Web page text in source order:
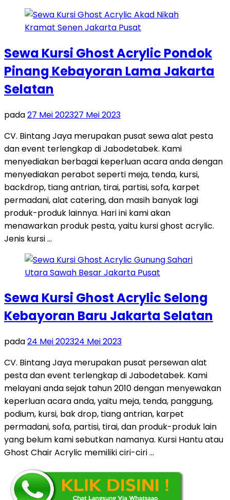
Sewa Kursi Ghost Acrylic Pondok
Pinang Kebayoran Lama Jakarta
Selatan
pada27 Mei 202327 Mei 2023
CV. Bintang Jaya merupakan pusat sewa alat pesta
dan event terlengkap di Jabodetabek. Kami
menyediakan berbagai keperluan acara anda dengan
menyediakan perabot seperti meja, tenda, kursi,
backdrop, tiang antrian, tirai, partisi, sofa, karpet
permadani, alat catering, dan masih banyak lagi
produk-produk lainnya. Hari ini kami akan
menawarkan produk pesta, yaitu kursi ghost acrylic.
Jenis kursi …
Sewa Kursi Ghost Acrylic Selong
Kebayoran Baru Jakarta Selatan
pada24 Mei 202324 Mei 2023
CV. Bintang Jaya merupakan pusat persewan alat
pesta dan event terlengkap di Jabodetabek. Kami
melayani anda sejak tahun 2010 dengan menyewakan
keperluan acara anda, yaitu meja, tenda, panggung,
podium, kursi, bak drop, tiang antrian, karpet
permadani, sofa, partisi, tirai, dan produk-produk lain
yang belum kami sebutkan namanya. Kursi Hantu atau
Ghost Chair Acrylic memiliki ciri-ciri …